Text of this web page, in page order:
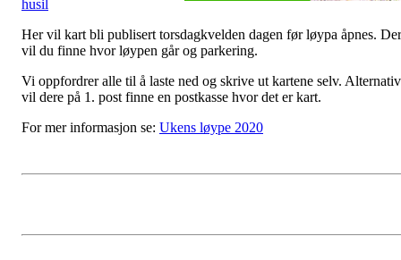
husil
Her vil kart bli publisert torsdagkvelden dagen før løypa åpnes. Der
vil du finne hvor løypen går og parkering.
Vi oppfordrer alle til å laste ned og skrive ut kartene selv.
vil dere på 1. post finne en postkasse hvor det er kart.
For mer informasjon se: Ukens løype 2020